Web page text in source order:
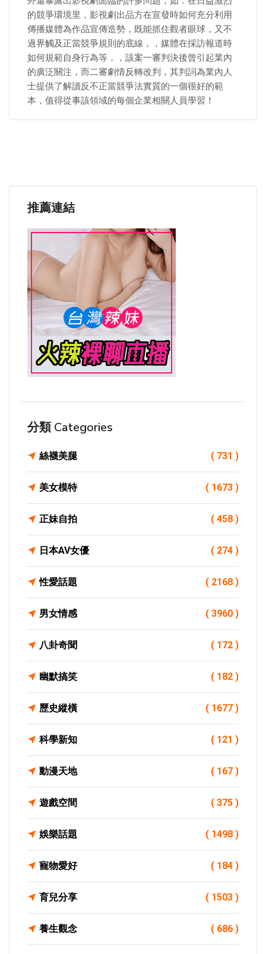
的競爭環境里，影視劇出品方在宣發時如何充分利用
傳播媒體為作品宣傳造勢，既能抓住觀者眼球，又不
過界觸及正當競爭規則的底線，，媒體在採訪報道時
如何規範自身行為等，，該案一審判決後曾引起業內
的廣泛關注，而二審劇情反轉改判，其判詞為業內人
士提供了解讀反不正當競爭法實質的一個很好的範
本，值得從事該領域的每個企業相關人員學習！
推薦連結
分類 Categories
絲襪美腿 ( 731 )
美女模特 ( 1673 )
正妹自拍 ( 458 )
日本AV女優 ( 274 )
性愛話題 ( 2168 )
男女情感 ( 3960 )
八卦奇聞 ( 172 )
幽默搞笑 ( 182 )
歷史縱橫 ( 1677 )
科學新知 ( 121 )
動漫天地 ( 167 )
遊戲空間 ( 375 )
娛樂話題 ( 1498 )
寵物愛好 ( 184 )
育兒分享 ( 1503 )
養生觀念 ( 686 )